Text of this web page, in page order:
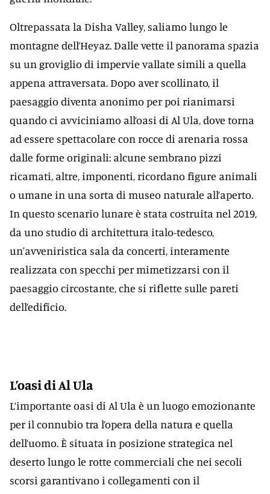
Oltrepassata la Disha Valley, saliamo lungo le
montagne dell’Heyaz. Dalle vette il panorama spazia
su un groviglio di impervie vallate simili a quella
appena attraversata. Dopo aver scollinato, il
paesaggio diventa anonimo per poi rianimarsi
quando ci avviciniamo all’oasi di Al Ula, dove torna
ad essere spettacolare con rocce di arenaria rossa
dalle forme originali: alcune sembrano pizzi
ricamati, altre, imponenti, ricordano figure animali
o umane in una sorta di museo naturale all’aperto.
In questo scenario lunare è stata costruita nel 2019,
da uno studio di architettura italo-tedesco,
un'avveniristica sala da concerti, interamente
realizzata con specchi per mimetizzarsi con il
paesaggio circostante, che si riflette sulle pareti
dell’edificio.
L’oasi di Al Ula
L’importante oasi di Al Ula è un luogo emozionante
per il connubio tra l’opera della natura e quella
dell’uomo. È situata in posizione strategica nel
deserto lungo le rotte commerciali che nei secoli
scorsi garantivano i collegamenti con il